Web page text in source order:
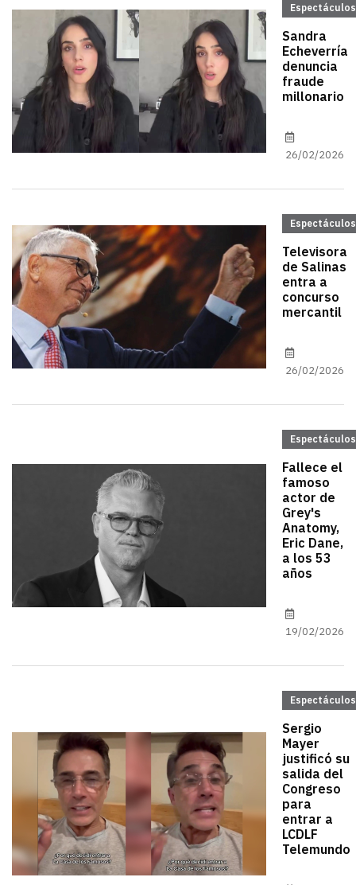
Espectáculos
Sandra
Echeverría
denuncia
fraude
millonario
26/02/2026
Espectáculos
Televisora
de Salinas
entra a
concurso
mercantil
26/02/2026
Espectáculos
Fallece el
famoso
actor de
Grey's
Anatomy,
Eric Dane,
a los 53
años
19/02/2026
Espectáculos
Sergio
Mayer
justificó su
salida del
Congreso
para
entrar a
LCDLF
Telemundo